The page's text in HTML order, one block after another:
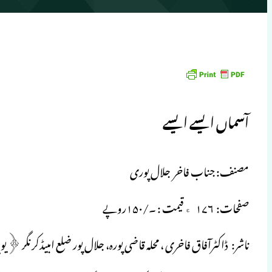
آسماں ایسے ایسے
مصنف: جناب فاخر جلال پوری
صفحات: ۱۷۶ ٭ قیمت : ۔/۱۵۰روپے
ناشر: ڈاکٹرآفاق فاخری ، محلہ قاضی پورہ، جلال پور ضلع امبیڈکر نگر